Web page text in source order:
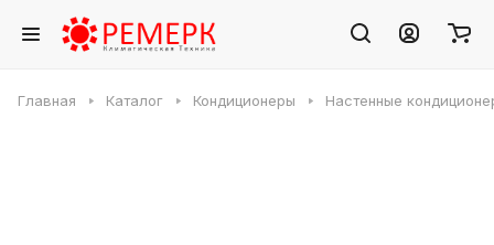
Главная Каталог Кондиционеры Настенные